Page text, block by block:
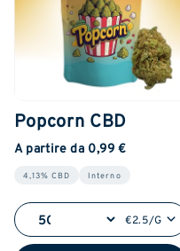
Popcorn CBD
A partire da 0,99 €
4,13% CBD Interno
€2.5/G